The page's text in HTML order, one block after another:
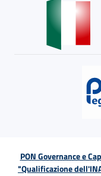
PON Governance e
"Qualificazione